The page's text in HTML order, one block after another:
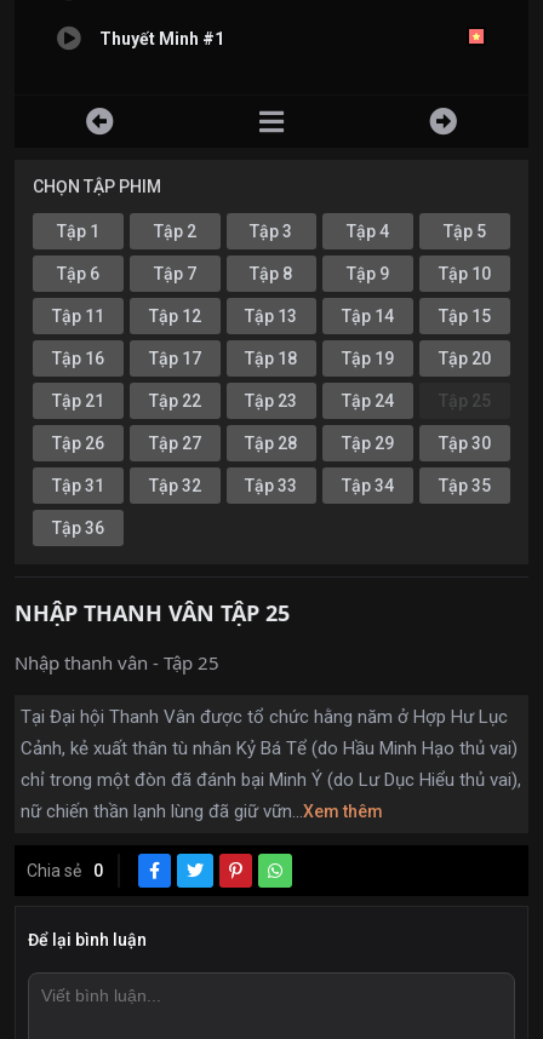
Thuyết Minh #1
CHỌN TẬP PHIM
Tập 1 Tập 2 Tập 3 Tập 4 Tập 5
Tập 6 Tập 7 Tập 8 Tập 9 Tập 10
Tập 11 Tập 12 Tập 13 Tập 14 Tập 15
Tập 16 Tập 17 Tập 18 Tập 19 Tập 20
Tập 21 Tập 22 Tập 23 Tập 24 Tập 25
Tập 26 Tập 27 Tập 28 Tập 29 Tập 30
Tập 31 Tập 32 Tập 33 Tập 34 Tập 35
Tập 36
NHẬP THANH VÂN TẬP 25
Nhập thanh vân - Tập 25
Tại Đại hội Thanh Vân được tổ chức hằng năm ở Hợp Hư Lục
Cảnh, kẻ xuất thân tù nhân Kỷ Bá Tể (do Hầu Minh Hạo thủ vai)
chỉ trong một đòn đã đánh bại Minh Ý (do Lư Dục Hiểu thủ vai),
nữ chiến thần lạnh lùng đã giữ vữn...Xem thêm
Chia sẻ 0
Để lại bình luận